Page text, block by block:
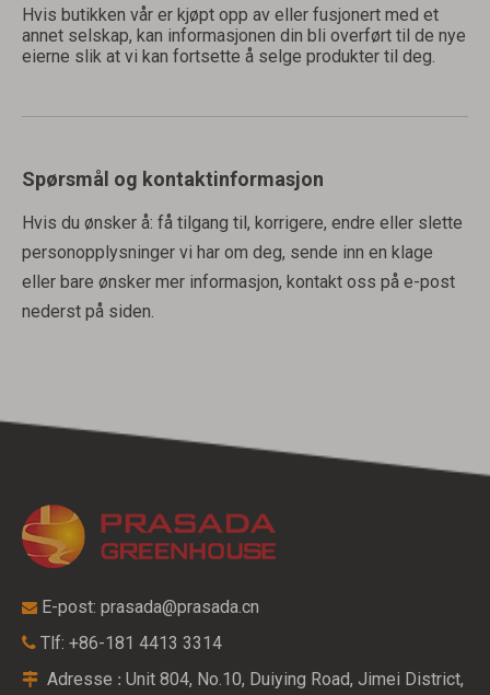
Hvis butikken vår er kjøpt opp av eller fusjonert med et
annet selskap, kan informasjonen din bli overført til de nye
eierne slik at vi kan fortsette å selge produkter til deg.
Spørsmål og kontaktinformasjon
Hvis du ønsker å: få tilgang til, korrigere, endre eller slette
personopplysninger vi har om deg, sende inn en klage
eller bare ønsker mer informasjon, kontakt oss på e-post
nederst på siden.
 E-post: prasada@prasada.cn
 Tlf: +86-181 4413 3314
 Adresse : Unit 804, No.10, Duiying Road, Jimei District,